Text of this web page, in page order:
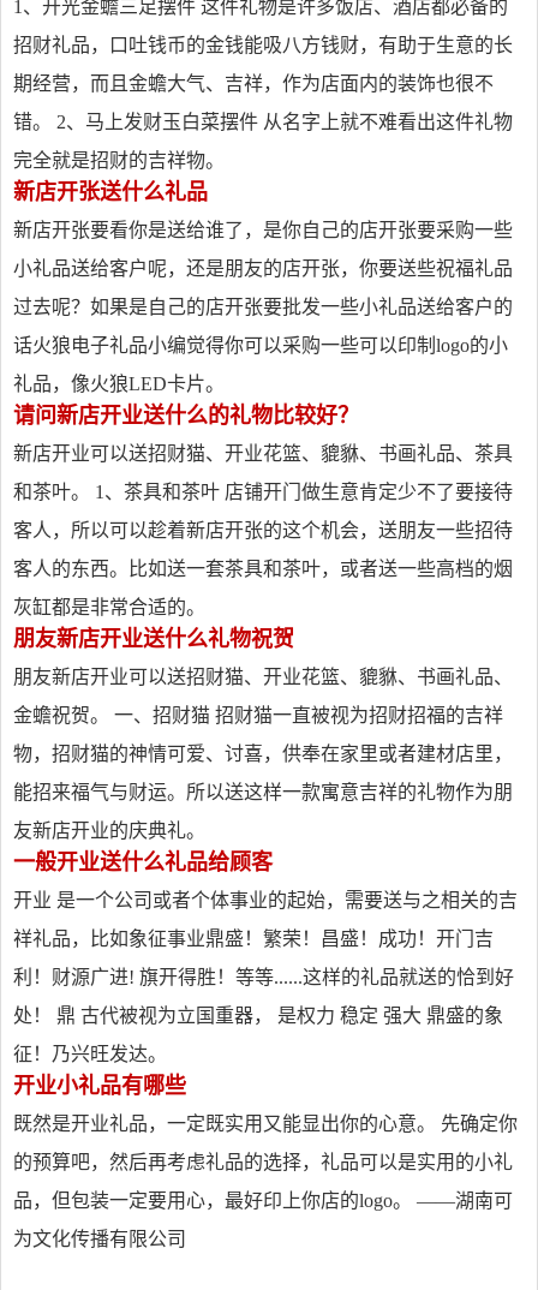
1、开光金蟾三足摆件 这件礼物是许多饭店、酒店都必备的
招财礼品，口吐钱币的金钱能吸八方钱财，有助于生意的长
期经营，而且金蟾大气、吉祥，作为店面内的装饰也很不
错。 2、马上发财玉白菜摆件 从名字上就不难看出这件礼物
完全就是招财的吉祥物。
新店开张送什么礼品
新店开张要看你是送给谁了，是你自己的店开张要采购一些
小礼品送给客户呢，还是朋友的店开张，你要送些祝福礼品
过去呢？如果是自己的店开张要批发一些小礼品送给客户的
话火狼电子礼品小编觉得你可以采购一些可以印制logo的小
礼品，像火狼LED卡片。
请问新店开业送什么的礼物比较好？
新店开业可以送招财猫、开业花篮、貔貅、书画礼品、茶具
和茶叶。 1、茶具和茶叶 店铺开门做生意肯定少不了要接待
客人，所以可以趁着新店开张的这个机会，送朋友一些招待
客人的东西。比如送一套茶具和茶叶，或者送一些高档的烟
灰缸都是非常合适的。
朋友新店开业送什么礼物祝贺
朋友新店开业可以送招财猫、开业花篮、貔貅、书画礼品、
金蟾祝贺。 一、招财猫 招财猫一直被视为招财招福的吉祥
物，招财猫的神情可爱、讨喜，供奉在家里或者建材店里，
能招来福气与财运。所以送这样一款寓意吉祥的礼物作为朋
友新店开业的庆典礼。
一般开业送什么礼品给顾客
开业 是一个公司或者个体事业的起始，需要送与之相关的吉
祥礼品，比如象征事业鼎盛！繁荣！昌盛！成功！开门吉
利！财源广进! 旗开得胜！等等......这样的礼品就送的恰到好
处！ 鼎 古代被视为立国重器， 是权力 稳定 强大 鼎盛的象
征！乃兴旺发达。
开业小礼品有哪些
既然是开业礼品，一定既实用又能显出你的心意。 先确定你
的预算吧，然后再考虑礼品的选择，礼品可以是实用的小礼
品，但包装一定要用心，最好印上你店的logo。 ——湖南可
为文化传播有限公司